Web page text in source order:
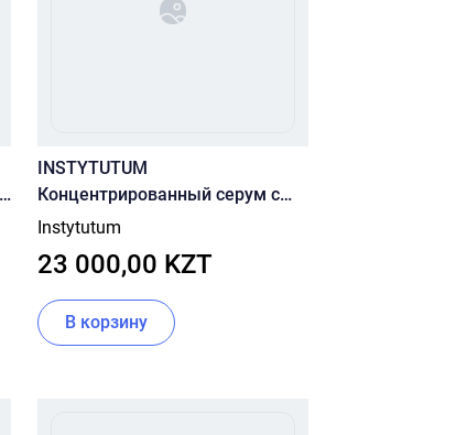
INSTYTUTUM
Концентрированный серум с
ретинолом Anti-Aging X-Strength
ml
Instytutum
23 000,00 KZT
В корзину